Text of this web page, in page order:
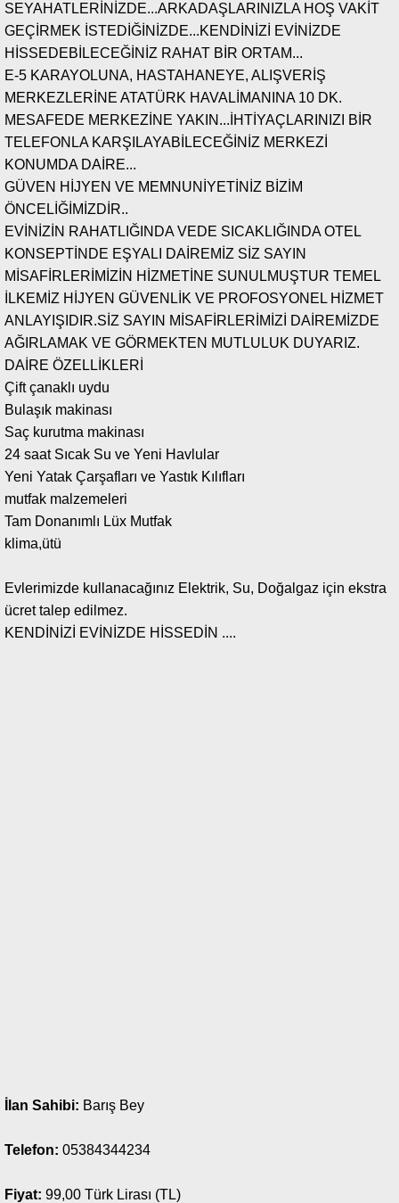
SEYAHATLERİNİZDE...ARKADAŞLARINIZLA HOŞ VAKİT
GEÇİRMEK İSTEDİĞİNİZDE...KENDİNİZİ EVİNİZDE
HİSSEDEBİLECEĞİNİZ RAHAT BİR ORTAM...
E-5 KARAYOLUNA, HASTAHANEYE, ALIŞVERİŞ
MERKEZLERİNE ATATÜRK HAVALİMANINA 10 DK.
MESAFEDE MERKEZİNE YAKIN...İHTİYAÇLARINIZI BİR
TELEFONLA KARŞILAYABİLECEĞİNİZ MERKEZİ
KONUMDA DAİRE...
GÜVEN HİJYEN VE MEMNUNİYETİNİZ BİZİM
ÖNCELİĞİMİZDİR..
EVİNİZİN RAHATLIĞINDA VEDE SICAKLIĞINDA OTEL
KONSEPTİNDE EŞYALI DAİREMİZ SİZ SAYIN
MİSAFİRLERİMİZİN HİZMETİNE SUNULMUŞTUR TEMEL
İLKEMİZ HİJYEN GÜVENLİK VE PROFOSYONEL HİZMET
ANLAYIŞIDIR.SİZ SAYIN MİSAFİRLERİMİZİ DAİREMİZDE
AĞIRLAMAK VE GÖRMEKTEN MUTLULUK DUYARIZ.
DAİRE ÖZELLİKLERİ
Çift çanaklı uydu
Bulaşık makinası
Saç kurutma makinası
24 saat Sıcak Su ve Yeni Havlular
Yeni Yatak Çarşafları ve Yastık Kılıfları
mutfak malzemeleri
Tam Donanımlı Lüx Mutfak
klima,ütü
Evlerimizde kullanacağınız Elektrik, Su, Doğalgaz için ekstra
ücret talep edilmez.
KENDİNİZİ EVİNİZDE HİSSEDİN ....
İlan Sahibi: Barış Bey
Telefon: 05384344234
Fiyat: 99,00 Türk Lirası (TL)